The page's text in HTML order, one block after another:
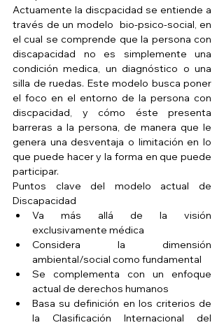
Actuamente la discpacidad se entiende a
través de un modelo  bio-psico-social, en
el cual se comprende que la persona con
discapacidad no es simplemente una
condición medica, un diagnóstico o una
silla de ruedas. Este modelo busca poner
el foco en el entorno de la persona con
discpacidad, y cómo éste presenta
barreras a la persona, de manera que le
genera una desventaja o limitación en lo
que puede hacer y la forma en que puede
participar.
Puntos clave del modelo actual de
Discapacidad
Va más allá de la visión
exclusivamente médica
Considera la dimensión
ambiental/social como fundamental
Se complementa con un enfoque
actual de derechos humanos
Basa su definición en los criterios de
la Clasificación Internacional del